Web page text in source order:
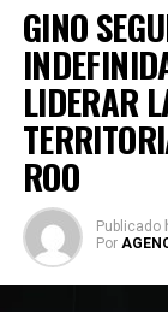
GINO
LIDERAR
ROO
Publicado
Por